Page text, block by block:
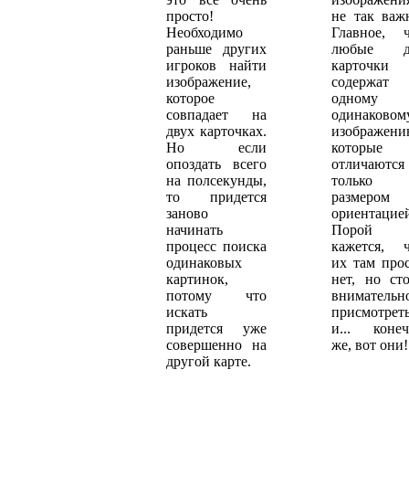
просто!
Необходимо
раньше других
игроков найти
изображение,
которое
совпадает на
двух карточках.
Но если
опоздать всего
на полсекунды,
то придется
заново
начинать
процесс поиска
одинаковых
картинок,
потому что
искать
придется уже
совершенно на
другой карте.
не так
Главное,
любые
карточки
содержат
одному
которые
отличаются
только
Порой
кажется,
их там
нет, но
и...
же, вот они!